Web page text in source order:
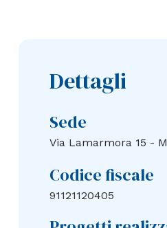
Dettagli
Sede
Via Lamarmora 15 -
Codice fiscale
91121120405